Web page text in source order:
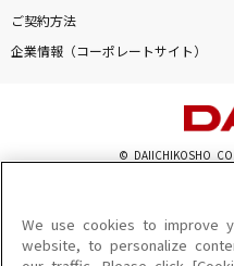
ご契約方法
企業情報（コーポレートサイト）
© DAIICHIKOSHO
このサイトに掲載されている一切の文
を問わず、著作権法の定める範囲を超
を禁じます。
We use cookies to improve
website, to personalize